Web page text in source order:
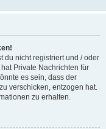
du nicht registriert und / oder
Private Nachrichten für
es sein, dass der
verschicken, entzogen hat.
zu erhalten.